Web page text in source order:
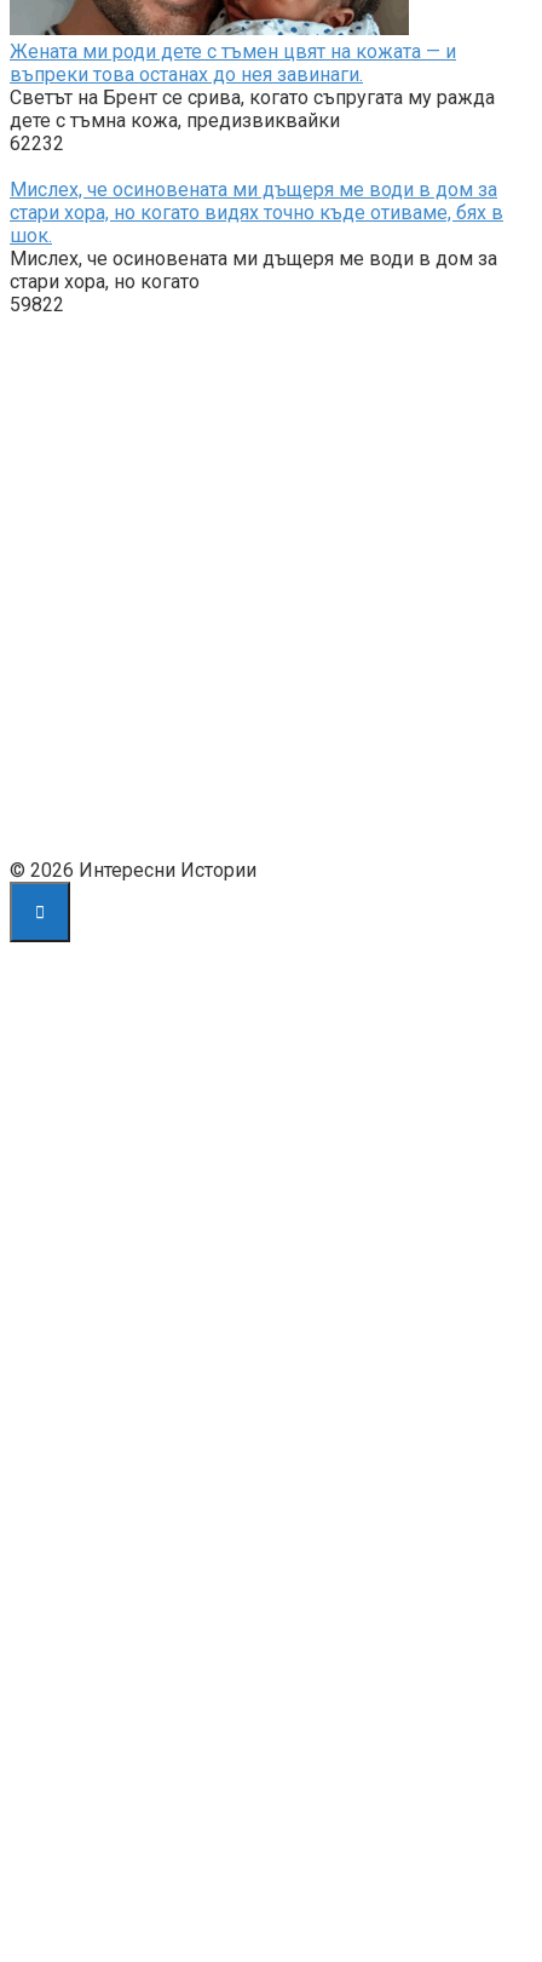
Жената ми роди дете с тъмен цвят на кожата — и
въпреки това останах до нея завинаги.
Светът на Брент се срива, когато съпругата му ражда
дете с тъмна кожа, предизвиквайки
62232
Мислех, че осиновената ми дъщеря ме води в дом за
стари хора, но когато видях точно къде отиваме, бях в
шок.
Мислех, че осиновената ми дъщеря ме води в дом за
стари хора, но когато
59822
© 2026 Интересни Истории